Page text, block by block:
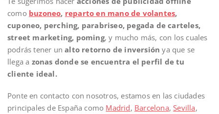
como buzoneo, reparto en mano de volantes,
cuponeo, perching, parabriseo, pegada de carteles,
street marketing, poming, y mucho más, con los cuales
podrás tener unalto retorno de inversión ya que se
llega a zonas donde se encuentra el perfil de tu
cliente ideal.
Ponte en contacto con nosotros, estamos en las ciudades
principales de España como Madrid, Barcelona,Sevilla,